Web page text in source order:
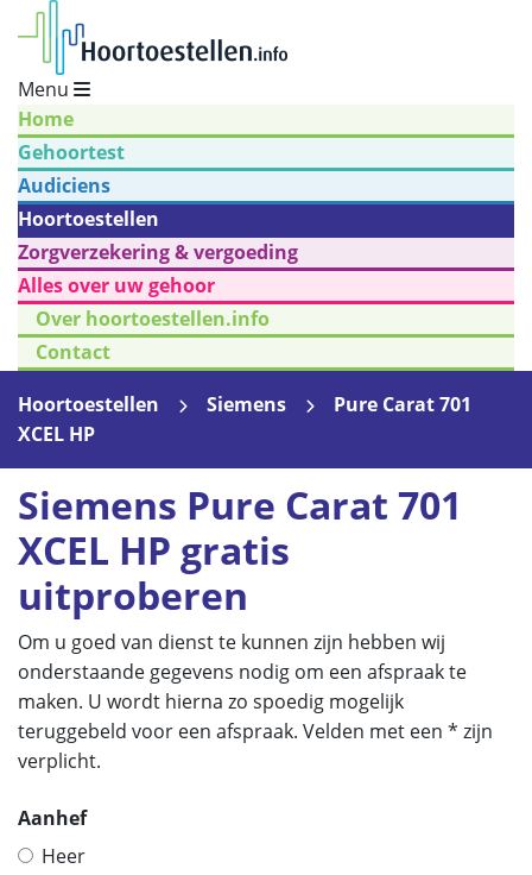
Menu
Home
Gehoortest
Audiciens
Hoortoestellen
Zorgverzekering & vergoeding
Alles over uw gehoor
Over hoortoestellen.info
Contact
Hoortoestellen
Siemens
Pure Carat 701
XCEL HP
Siemens Pure Carat 701
XCEL HP gratis
uitproberen
Om u goed van dienst te kunnen zijn hebben wij
onderstaande gegevens nodig om een afspraak te
maken. U wordt hierna zo spoedig mogelijk
teruggebeld voor een afspraak. Velden met een * zijn
verplicht.
Aanhef
Heer